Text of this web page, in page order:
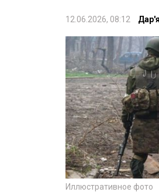
12.06.2026, 08:12
Иллюстративное фото